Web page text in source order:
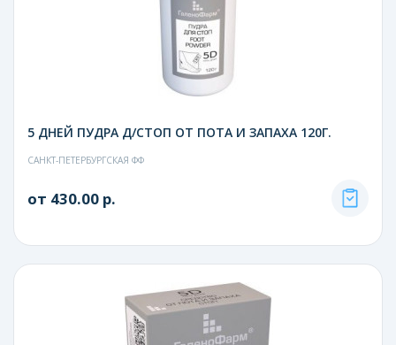
5 ДНЕЙ ПУДРА Д/СТОП ОТ ПОТА И ЗАПАХА 120Г.
САНКТ-ПЕТЕРБУРГСКАЯ ФФ
от 430.00 р.